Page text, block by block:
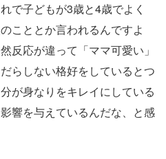
で子どもが3歳と4歳でよく
こととか言われるんですよ
反応が違って「ママ可愛い」
らしない格好をしているとつ
が身なりをキレイにしている
響を与えているんだな、と感